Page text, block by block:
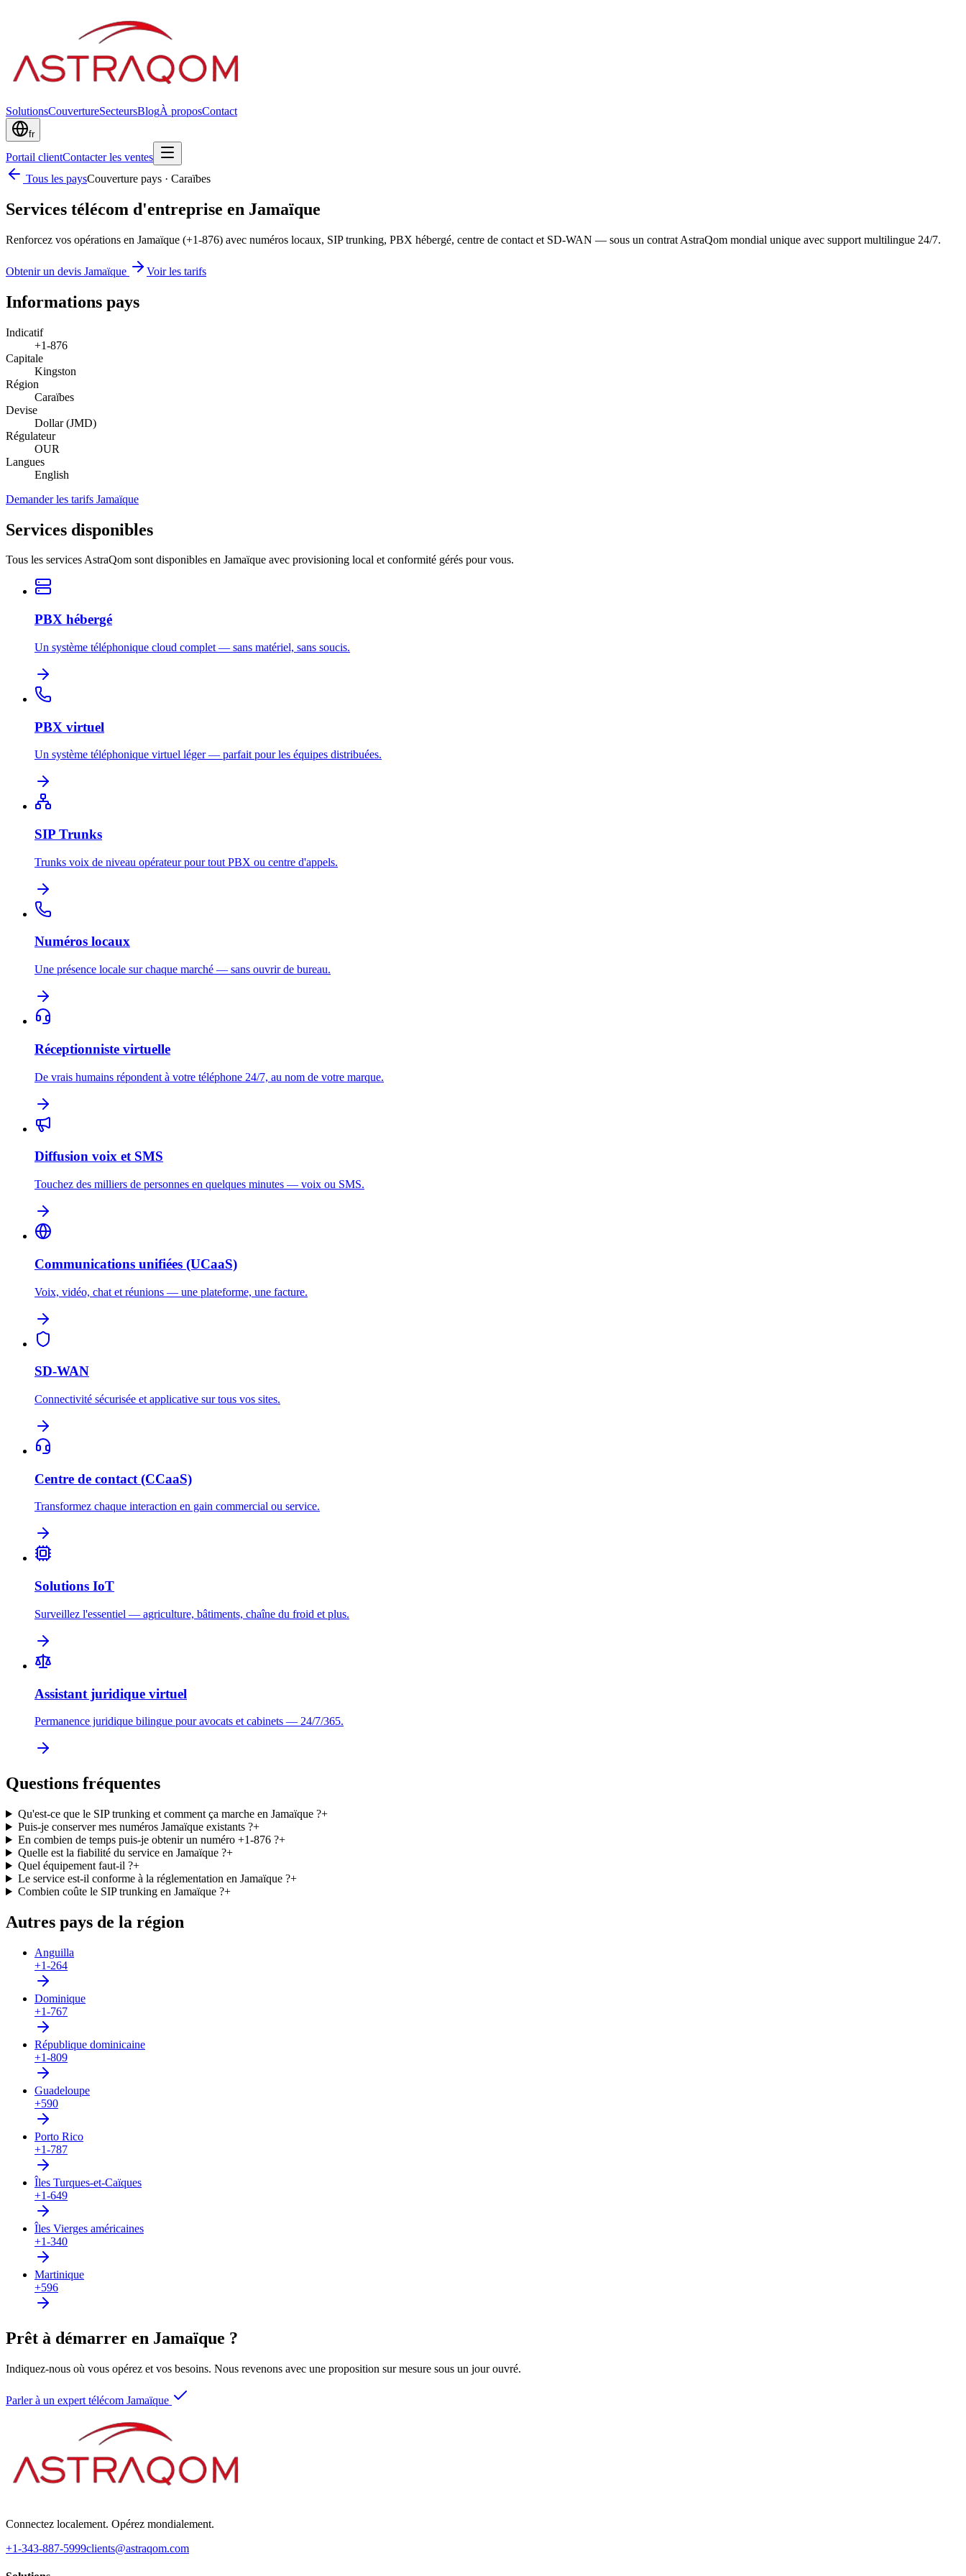
SolutionsCouvertureSecteursBlogÀ proposContact
fr
Portail clientContacter les ventes
Tous les paysCouverture pays · Caraïbes
Services télécom d'entreprise en Jamaïque
Renforcez vos opérations en Jamaïque (+1-876) avec numéros locaux, SIP trunking, PBX hébergé, centre de contact et SD-WAN — sous un contrat AstraQom mondial unique avec support multilingue 24/7.
Obtenir un devis Jamaïque Voir les tarifs
Informations pays
Indicatif
+1-876
Capitale
Kingston
Région
Caraïbes
Devise
Dollar (JMD)
Régulateur
OUR
Langues
English
Demander les tarifs Jamaïque
Services disponibles
Tous les services AstraQom sont disponibles en Jamaïque avec provisioning local et conformité gérés pour vous.
PBX hébergé
Un système téléphonique cloud complet — sans matériel, sans soucis.
PBX virtuel
Un système téléphonique virtuel léger — parfait pour les équipes distribuées.
SIP Trunks
Trunks voix de niveau opérateur pour tout PBX ou centre d'appels.
Numéros locaux
Une présence locale sur chaque marché — sans ouvrir de bureau.
Réceptionniste virtuelle
De vrais humains répondent à votre téléphone 24/7, au nom de votre marque.
Diffusion voix et SMS
Touchez des milliers de personnes en quelques minutes — voix ou SMS.
Communications unifiées (UCaaS)
Voix, vidéo, chat et réunions — une plateforme, une facture.
SD-WAN
Connectivité sécurisée et applicative sur tous vos sites.
Centre de contact (CCaaS)
Transformez chaque interaction en gain commercial ou service.
Solutions IoT
Surveillez l'essentiel — agriculture, bâtiments, chaîne du froid et plus.
Assistant juridique virtuel
Permanence juridique bilingue pour avocats et cabinets — 24/7/365.
Questions fréquentes
Qu'est-ce que le SIP trunking et comment ça marche en Jamaïque ?+
Puis-je conserver mes numéros Jamaïque existants ?+
En combien de temps puis-je obtenir un numéro +1-876 ?+
Quelle est la fiabilité du service en Jamaïque ?+
Quel équipement faut-il ?+
Le service est-il conforme à la réglementation en Jamaïque ?+
Combien coûte le SIP trunking en Jamaïque ?+
Autres pays de la région
Anguilla
+1-264
Dominique
+1-767
République dominicaine
+1-809
Guadeloupe
+590
Porto Rico
+1-787
Îles Turques-et-Caïques
+1-649
Îles Vierges américaines
+1-340
Martinique
+596
Prêt à démarrer en Jamaïque ?
Indiquez-nous où vous opérez et vos besoins. Nous revenons avec une proposition sur mesure sous un jour ouvré.
Parler à un expert télécom Jamaïque
Connectez localement. Opérez mondialement.
+1-343-887-5999clients@astraqom.com